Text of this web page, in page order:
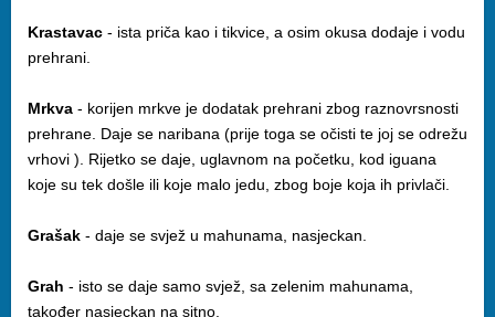
Krastavac - ista priča kao i tikvice, a osim okusa dodaje i vodu
prehrani.
Mrkva - korijen mrkve je dodatak prehrani zbog raznovrsnosti
prehrane. Daje se naribana (prije toga se očisti te joj se odrežu
vrhovi ). Rijetko se daje, uglavnom na početku, kod iguana
koje su tek došle ili koje malo jedu, zbog boje koja ih privlači.
Grašak - daje se svjež u mahunama, nasjeckan.
Grah - isto se daje samo svjež, sa zelenim mahunama,
također nasjeckan na sitno.